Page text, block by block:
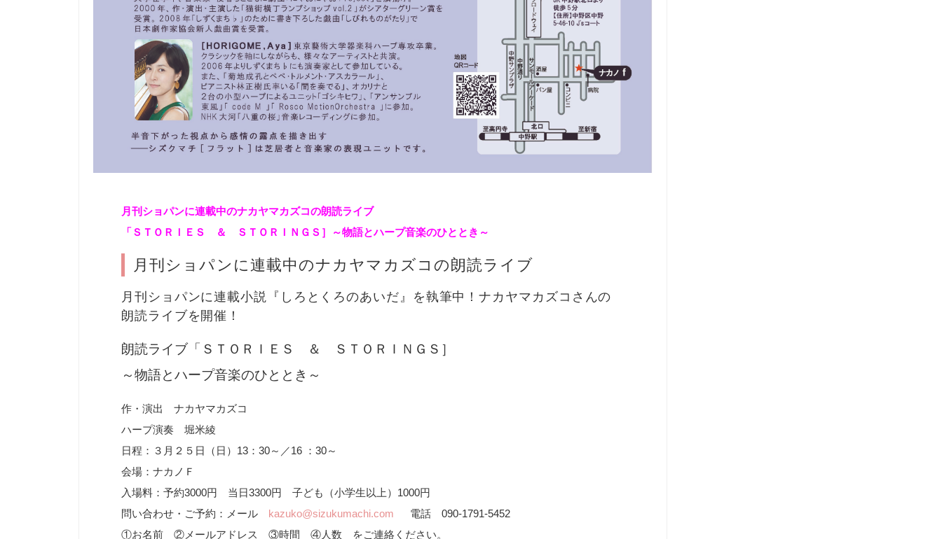
月刊ショパンに連載中のナカヤマカズコの朗読ライブ
「ＳＴＯＲＩＥＳ ＆ ＳＴＯＲＩＮＧＳ］
～物語とハープ音楽のひととき～
月刊ショパンに連載中のナカヤマカズコの朗読ライブ
月刊ショパンに連載小説『しろとくろのあいだ』を執筆中！ナカヤマカズコさんの
朗読ライブを開催！
朗読ライブ「ＳＴＯＲＩＥＳ　＆　ＳＴＯＲＩＮＧＳ］
～物語とハープ音楽のひととき～
作・演出 ナカヤマカズコ
ハープ演奏 堀米綾
日程：３月２５日（日）13：30～／16 ：30～
会場：ナカノＦ
入場料：予約3000円 当日3300円 子ども（小学生以上）1000円
問い合わせ・ご予約：メール kazuko@sizukumachi.com 電話 090-1791-5452
①お名前 ②メールアドレス ③時間 ④人数 をご連絡ください。